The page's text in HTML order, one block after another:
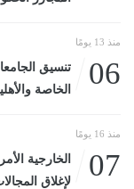
منذ 13 يومًا
06
الخاصة
منذ 16 يومًا
07
الخارجية
لإغلاق